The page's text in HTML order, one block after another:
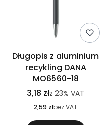
Długopis z aluminium
recykling DANA
MO6560-18
3,18 złz 23% VAT
2,59 złbez VAT